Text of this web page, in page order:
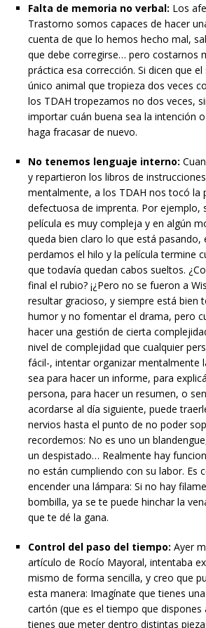
Falta de memoria no verbal: Los
Trastorno somos capaces de hacer
cuenta de que lo hemos hecho mal,
que debe corregirse… pero costarnos
práctica esa corrección. Si dicen que
único animal que tropieza dos veces
los TDAH tropezamos no dos veces,
importar cuán buena sea la intención
haga fracasar de nuevo.
No tenemos lenguaje interno:
y repartieron los libros de
mentalmente, a los TDAH nos tocó la
defectuosa de imprenta. Por ejemplo,
película es muy compleja y en algún
queda bien claro lo que está pasando,
perdamos el hilo y la película termine
que todavía quedan cabos sueltos.
final el rubio? ¡¿Pero no se fueron a
resultar gracioso, y siempre está bien
humor y no fomentar el drama, pero
hacer una gestión de cierta
nivel de complejidad que cualquier
fácil-, intentar organizar mentalmente
sea para hacer un informe, para
persona, para hacer un resumen, o
acordarse al día siguiente, puede
nervios hasta el punto de no poder
recordemos: No es uno un
un despistado… Realmente hay
no están cumpliendo con su labor. Es
encender una lámpara: Si no hay
bombilla, ya se te puede hinchar la
que te dé la gana.
Control del paso del tiempo: Ayer
artículo de Rocío Mayoral, intentaba
mismo de forma sencilla, y creo que
esta manera: Imagínate que tienes
cartón (que es el tiempo que dispones
tienes que meter dentro distintas